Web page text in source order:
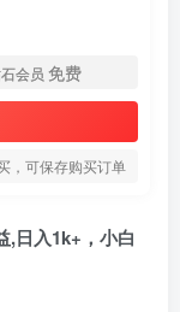
会员 免费
，可保存购买订单
,日入1k+，小白